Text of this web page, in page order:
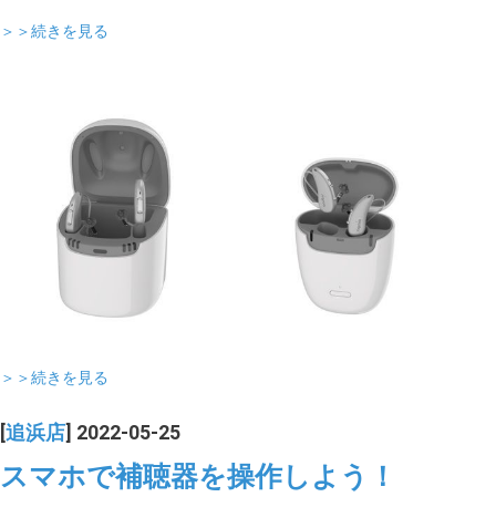
＞＞続きを見る
＞＞続きを見る
追浜店 ] 2022-05-25
スマホで補聴器を操作しよう！